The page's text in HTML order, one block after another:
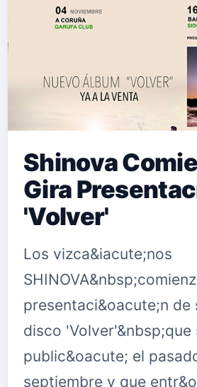
Shinova
Gira
'Volver'
Los vizca&iacute;nos
presentaci&oacute;n de
disco 'Volver'&nbsp;que
public&oacute; el
septiembre y que